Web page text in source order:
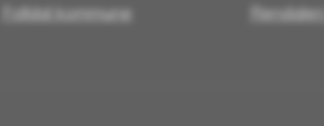
Folldal kommune